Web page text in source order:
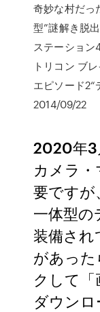
奇妙な村だっ
型”謎解き脱
ステーション
トリコン ブ
エピソード2“
2014/09/22
2020年3
カメラ
要ですが
一体型の
装備され
があった
クして「
ダウンロ